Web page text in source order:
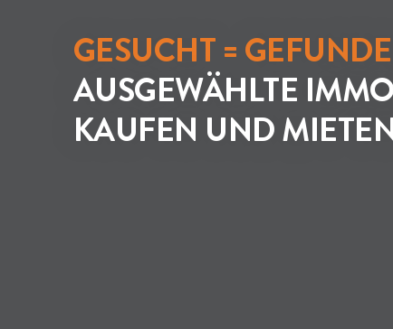
GESUCHT =
AUSGEWÄHLTE
KAUFEN UND